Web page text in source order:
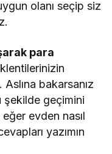
olanı seçip siz
para
bakarsanız
şekilde geçimini
evden nasıl
yazımın